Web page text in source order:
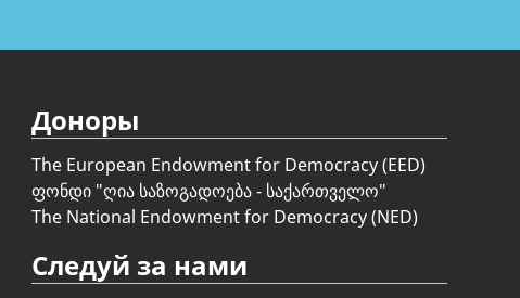
Доноры
The European Endowment for Democracy (EED)
ფონდი "ღია საზოგადოება - საქართველო"
The National Endowment for Democracy (NED)
Следуй за нами